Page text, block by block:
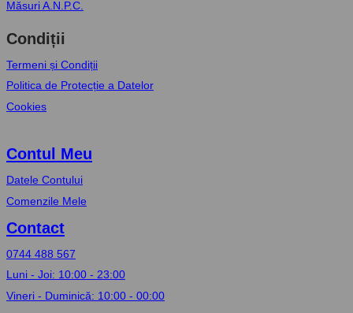
Măsuri A.N.P.C.
Condiții
Termeni și Condiții
Politica de Protecție a Datelor
Cookies
Contul Meu
Datele Contului
Comenzile Mele
Contact
0744 488 567
Luni - Joi: 10:00 - 23:00
Vineri - Duminică: 10:00 - 00:00